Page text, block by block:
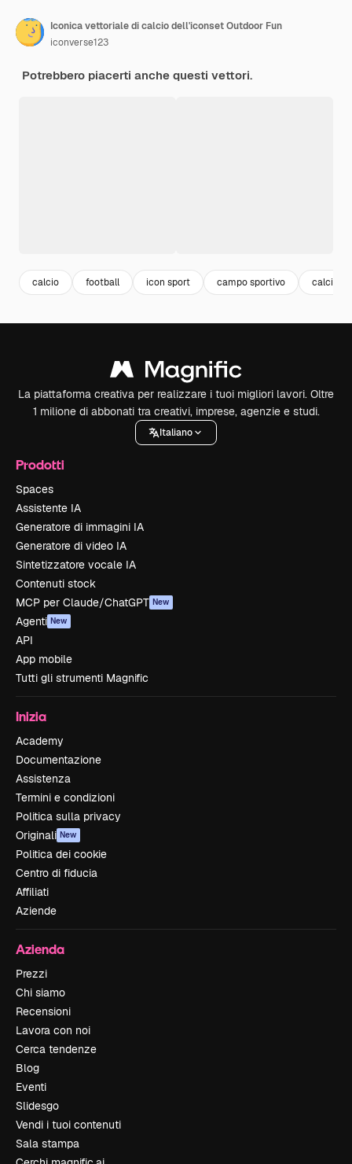
Iconica vettoriale di calcio dell'iconset Outdoor Fun
iconverse123
Potrebbero piacerti anche questi vettori.
calcio football icon sport campo sportivo calcio
La piattaforma creativa per realizzare i tuoi migliori lavori. Oltre
1 milione di abbonati tra creativi, imprese, agenzie e studi.
Italiano
Prodotti
Spaces
Assistente IA
Generatore di immagini IA
Generatore di video IA
Sintetizzatore vocale IA
Contenuti stock
MCP per Claude/ChatGPT New
Agenti New
API
App mobile
Tutti gli strumenti Magnific
Inizia
Academy
Documentazione
Assistenza
Termini e condizioni
Politica sulla privacy
Originali New
Politica dei cookie
Centro di fiducia
Affiliati
Aziende
Azienda
Prezzi
Chi siamo
Recensioni
Lavora con noi
Cerca tendenze
Blog
Eventi
Slidesgo
Vendi i tuoi contenuti
Sala stampa